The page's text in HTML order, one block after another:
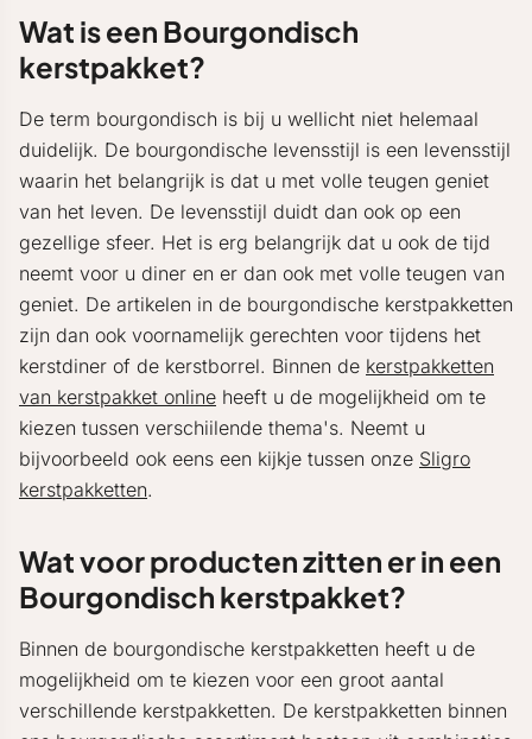
Wat is een Bourgondisch
kerstpakket?
De term bourgondisch is bij u wellicht niet helemaal
duidelijk. De bourgondische levensstijl is een levensstijl
waarin het belangrijk is dat u met volle teugen geniet
van het leven. De levensstijl duidt dan ook op een
gezellige sfeer. Het is erg belangrijk dat u ook de tijd
neemt voor u diner en er dan ook met volle teugen van
geniet. De artikelen in de bourgondische kerstpakketten
zijn dan ook voornamelijk gerechten voor tijdens het
kerstdiner of de kerstborrel. Binnen de kerstpakketten
van kerstpakket online heeft u de mogelijkheid om te
kiezen tussen verschiilende thema's. Neemt u
bijvoorbeeld ook eens een kijkje tussen onze Sligro
kerstpakketten.
Wat voor producten zitten er in een
Bourgondisch kerstpakket?
Binnen de bourgondische kerstpakketten heeft u de
mogelijkheid om te kiezen voor een groot aantal
verschillende kerstpakketten. De kerstpakketten binnen